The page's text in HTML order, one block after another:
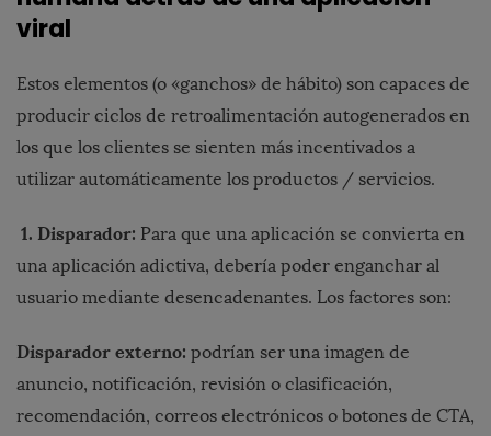
viral
Estos elementos (o «ganchos» de hábito) son capaces de
producir ciclos de retroalimentación autogenerados en
los que los clientes se sienten más incentivados a
utilizar automáticamente los productos / servicios.
1. Disparador: Para que una aplicación se convierta en
una aplicación adictiva, debería poder enganchar al
usuario mediante desencadenantes. Los factores son:
Disparador externo: podrían ser una imagen de
anuncio, notificación, revisión o clasificación,
recomendación, correos electrónicos o botones de CTA,